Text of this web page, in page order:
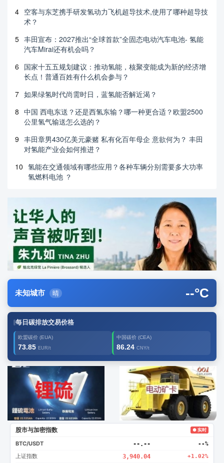
4 空客与东芝携手研发氢动力飞机超导技术,使用了哪种超导技
术？
5 丰田宣布：2027推出“全球首款”全固态电动汽车电池- 氢能
汽车Mirai还有机会吗？
6 国家十五五规划建议：推动氢能，核聚变能成为新的经济增
长点！普通百姓有什么机会参与？
7 如果绿氢时代尚需时日，蓝氢能否解近渴？
8 中国 西电东送？还是西氢东输？哪一种更合适？欧盟2500
公里氢气输送怎么选的？
9 丰田章男430亿美元豪赌 私有化百年母企 意欲何为？ 丰田
对氢能产业会如何推进？
10 氢能在交通领域有哪些应用？各种车辆分别需要多大功率
氢燃料电池 ？
未知城市 晴 --°C
每日碳排放交易价格
欧盟碳价 (EUA)
73.85 EUR/t
中国碳价 (CEA)
86.24 CNY/t
广告2 创新
股市与加密指数 ● 实时
BTC/USDT --.-- --%
上证指数 3,940.04 +1.02%